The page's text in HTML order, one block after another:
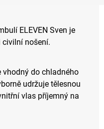
ELEVEN Sven je
nošení.
vhodný do chladného
udržuje tělesnou
vlas příjemný na